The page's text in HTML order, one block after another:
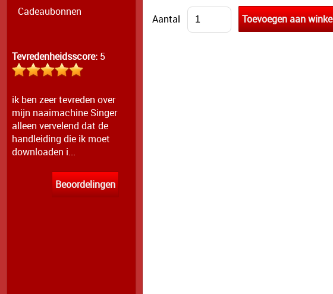
Cadeaubonnen
Tevredenheidsscore: 5
ik ben zeer tevreden over
mijn naaimachine Singer
alleen vervelend dat de
handleiding die ik moet
downloaden i...
Beoordelingen
Aantal